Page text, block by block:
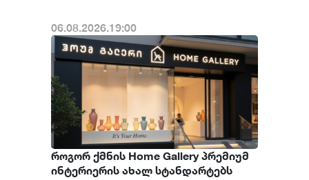
06.08.2026.19:00
როგორ ქმნის Home Gallery პრემიუმ
ინტერიერის ახალ სტანდარტებს